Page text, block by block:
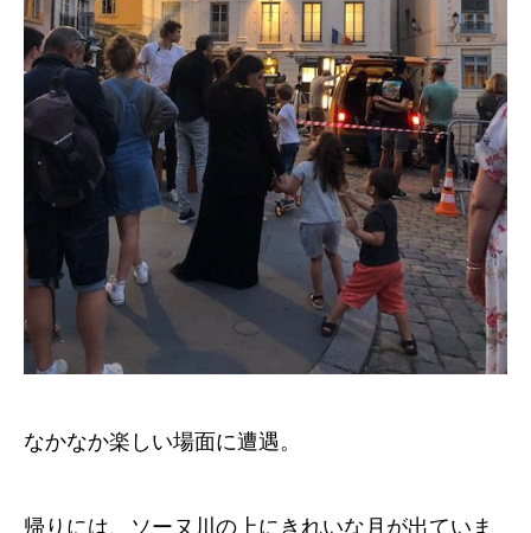
なかなか楽しい場面に遭遇。
帰りには、ソーヌ川の上にきれいな月が出ていま